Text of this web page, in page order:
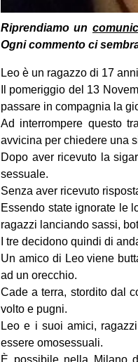
Riprendiamo un
Ogni commento ci
Leo è un ragazzo di 17
Il pomeriggio del 13
passare in compagnia la
Ad interrompere questo
avvicina per chiedere una
Dopo aver ricevuto la
sessuale.
Senza aver ricevuto
Essendo state ignorate le
ragazzi lanciando sassi,
I tre decidono quindi di
Un amico di Leo viene
ad un orecchio.
Cade a terra, stordito dal
volto e pugni.
Leo e i suoi amici,
essere omosessuali.